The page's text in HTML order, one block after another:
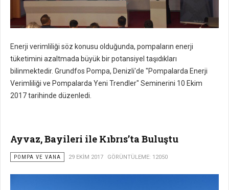
Enerji verimliliği söz konusu olduğunda, pompaların enerji
tüketimini azaltmada büyük bir potansiyel taşıdıkları
bilinmektedir. Grundfos Pompa, Denizli'de "Pompalarda Enerji
Verimliliği ve Pompalarda Yeni Trendler" Seminerini 10 Ekim
2017 tarihinde düzenledi.
Ayvaz, Bayileri ile Kıbrıs’ta Buluştu
POMPA VE VANA 29 EKIM 2017 GÖRÜNTÜLEME: 12050